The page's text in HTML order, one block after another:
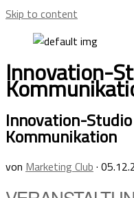
Skip to content
Innovation-
Innovation-
Kommunikation
von Marketing Club ·